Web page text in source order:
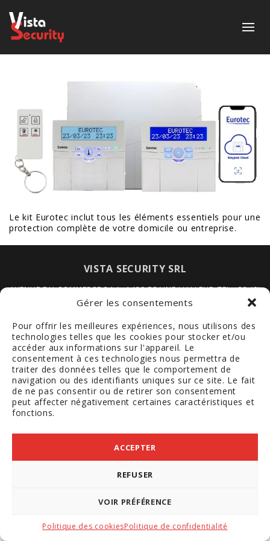
Gérer les consentements
Pour offrir les meilleures expériences, nous utilisons des
technologies telles que les cookies pour stocker et/ou
accéder aux informations sur l'appareil. Le
consentement à ces technologies nous permettra de
traiter des données telles que le comportement de
navigation ou des identifiants uniques sur ce site. Le fait
de ne pas consentir ou de retirer son consentement
peut affecter négativement certaines caractéristiques et
fonctions.
ACCEPTER
REFUSER
VOIR PRÉFÉRENCE
Politique des cookiesPolitique de confidentialité
Le kit Eurotec inclut tous les éléments essentiels pour une
protection complète de votre domicile ou entreprise.
VISTA SECURITY SRL
AVENUE DU COMMERCE 24 A, 1420 BRAINE L'ALLEUD TEL +32 (0)
2 663 70 00 | FAX +32 (0) 2 663 70 09
POLITIQUE DE
CONFIDENTIALITÉ|CONTACTEZ-NOUS